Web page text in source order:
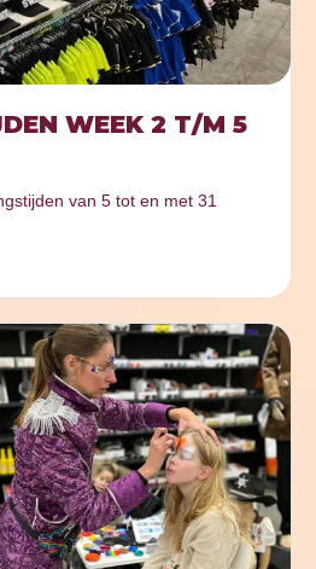
WEEK 2 T/M 5
van 5 tot en met 31